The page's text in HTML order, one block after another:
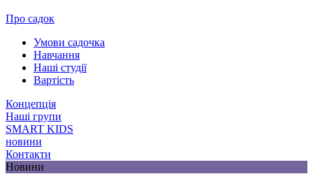
Про садок
Умови садочка
Навчання
Наші студії
Вартість
Концепція
Наші групи
SMART KIDS
новини
Контакти
Новини